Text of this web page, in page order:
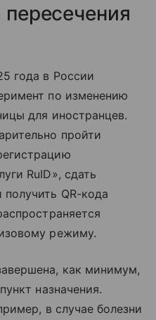
года в России
по изменению
для иностранцев.
пройти
RuID», сдать
QR-кода
режиму.
как минимум,
назначения.
в случае болезни